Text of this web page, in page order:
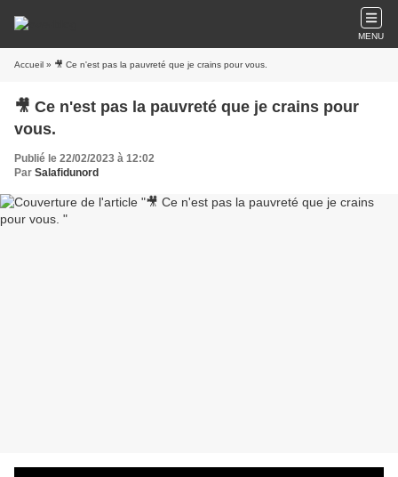
MENU
Accueil » 🎥 Ce n'est pas la pauvreté que je crains pour vous.
🎥 Ce n'est pas la pauvreté que je crains pour
vous.
Publié le 22/02/2023 à 12:02
Par Salafidunord